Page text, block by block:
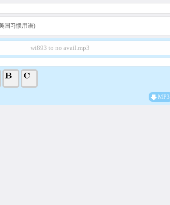
国习惯用语)
wi893 to no avail.mp3
MP3